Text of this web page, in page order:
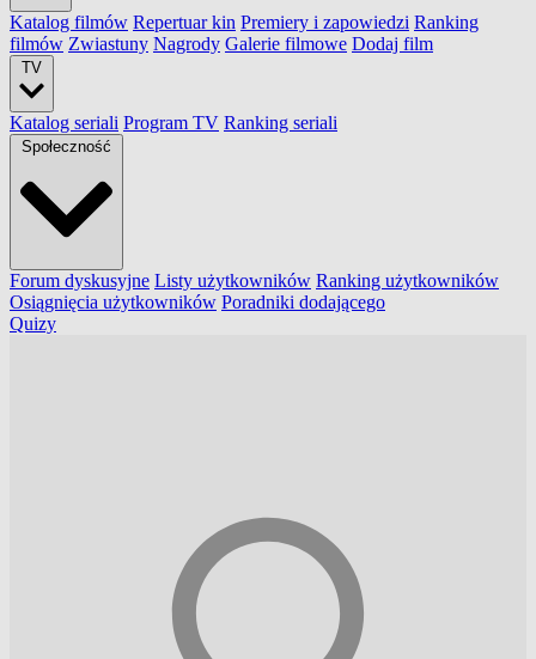
Katalog filmów Repertuar kin Premiery i zapowiedzi Ranking
filmów Zwiastuny Nagrody Galerie filmowe Dodaj film
TV
Katalog seriali Program TV Ranking seriali
Społeczność
Forum dyskusyjne Listy użytkowników Ranking użytkowników
Osiągnięcia użytkowników Poradniki dodającego
Quizy